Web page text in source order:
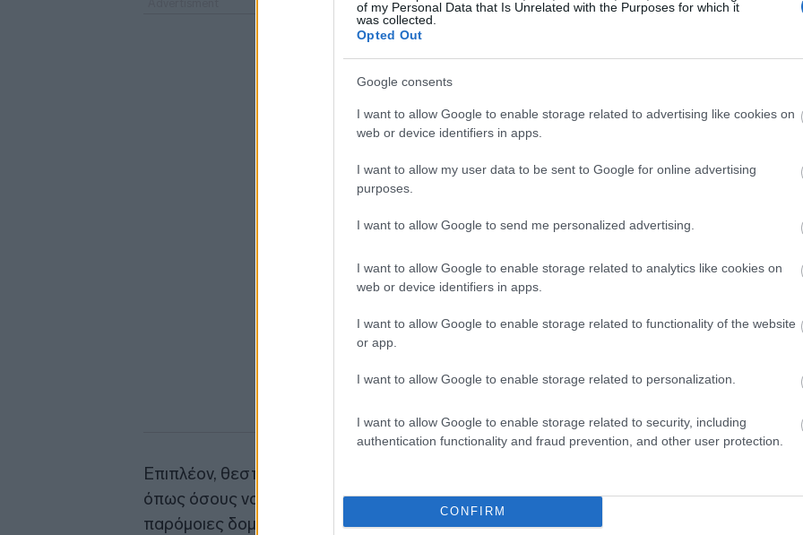
of my Personal Data that Is Unrelated with the Purposes for which it
was collected.
Opted Out
Google consents
I want to allow Google to enable storage related to advertising like cookies on
web or device identifiers in apps.
I want to allow my user data to be sent to Google for online advertising
purposes.
I want to allow Google to send me personalized advertising.
I want to allow Google to enable storage related to analytics like cookies on
web or device identifiers in apps.
I want to allow Google to enable storage related to functionality of the website
or app.
I want to allow Google to enable storage related to personalization.
I want to allow Google to enable storage related to security, including
authentication functionality and fraud prevention, and other user protection.
CONFIRM
Επιπλέον, θεσπίζονται ειδικές δικλίδες προστασίας για ευάλωτα άτομα,
όπως όσους νοσηλεύονται ή διαμένουν σε μονάδες φροντίδας και
παρόμοιες δομές, περιορίζοντας παροχές προς πρόσωπα που συνδέονται
15:50
15:24